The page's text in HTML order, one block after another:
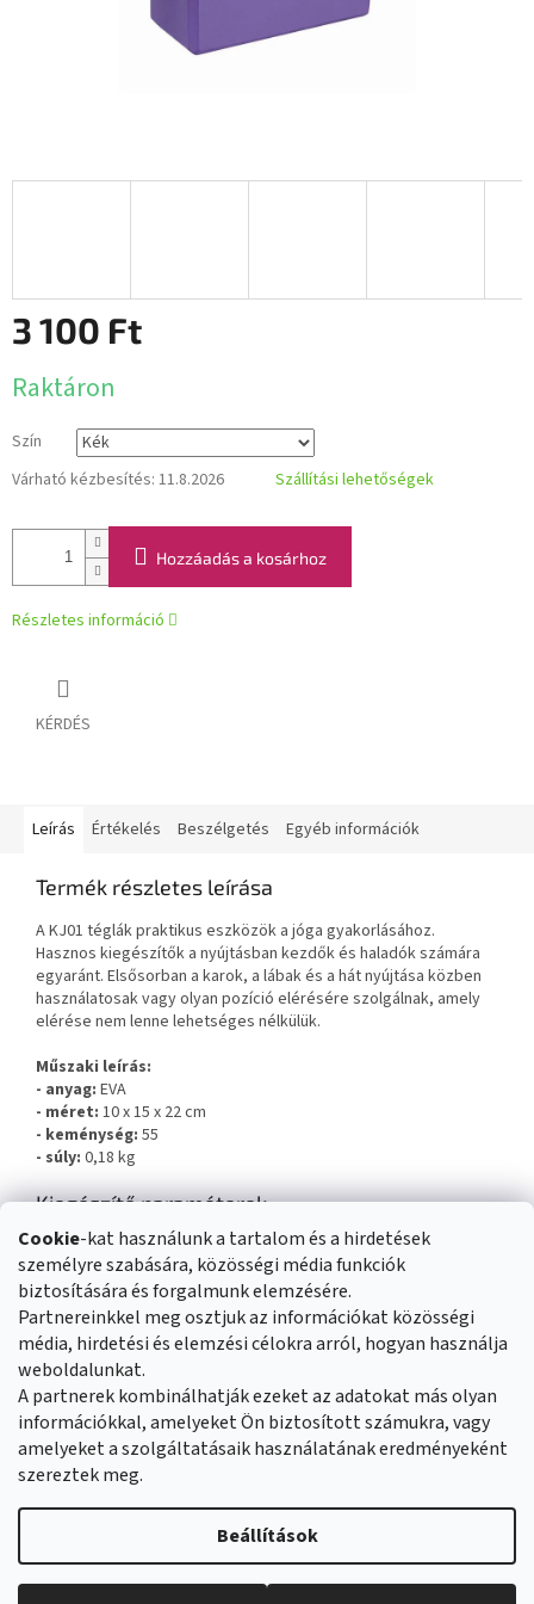
Cookie-kat használunk a tartalom és a hirdetések
személyre szabására, közösségi média funkciók
biztosítására és forgalmunk elemzésére.
Partnereinkkel meg osztjuk az információkat közösségi
média, hirdetési és elemzési célokra arról, hogyan használja
weboldalunkat.
A partnerek kombinálhatják ezeket az adatokat más olyan
információkkal, amelyeket Ön biztosított számukra, vagy
amelyeket a szolgáltatásaik használatának eredményeként
szereztek meg.
Beállítások
3 100 Ft
Raktáron
Szín
Várható kézbesítés: 11.8.2026 Szállítási lehetőségek
Hozzáadás a kosárhoz
Részletes információ
KÉRDÉS
Leírás Értékelés Beszélgetés Egyéb információk
Termék részletes leírása
A KJ01 téglák praktikus eszközök a jóga gyakorlásához.
Hasznos kiegészítők a nyújtásban kezdők és haladók számára
egyaránt. Elsősorban a karok, a lábak és a hát nyújtása közben
használatosak vagy olyan pozíció elérésére szolgálnak, amely
elérése nem lenne lehetséges nélkülük.
Műszaki leírás:
- anyag: EVA
- méret: 10x 15 x 22cm
- keménység: 55
- súly: 0,18 kg
Kiegészítő paraméterek
Kategória:
Fitness kellékek
EAN vonalkód: 5907695530384
Üzleti feltételek
Általános adatvédelmi szabályozás
Cookies Kapcsolat
Copyright 2026Duvlan.hu. Minden jog fenntartva.Süti beállítások